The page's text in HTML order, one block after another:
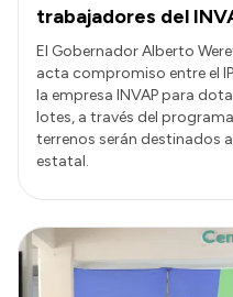
trabajadores del
El Gobernador Alberto
acta compromiso entre el
la empresa INVAP para
lotes, a través del
terrenos serán destinados
estatal.